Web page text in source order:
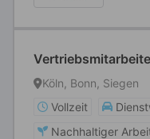
Köln, Bonn, Siegen
Vollzeit
Nachhaltiger